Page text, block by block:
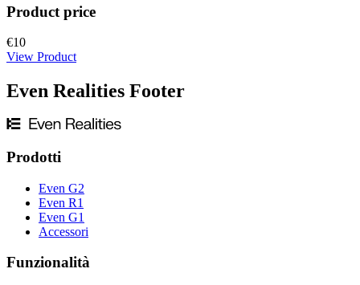
Product price
€10
View Product
Even Realities Footer
Prodotti
Even G2
Even R1
Even G1
Accessori
Funzionalità